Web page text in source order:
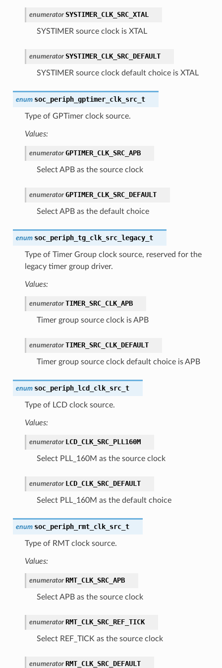
enumerator SYSTIMER_CLK_SRC_XTAL
SYSTIMER source clock is XTAL
enumerator SYSTIMER_CLK_SRC_DEFAULT
SYSTIMER source clock default choice is XTAL
enum soc_periph_gptimer_clk_src_t
Type of GPTimer clock source.
Values:
enumerator GPTIMER_CLK_SRC_APB
Select APB as the source clock
enumerator GPTIMER_CLK_SRC_DEFAULT
Select APB as the default choice
enum soc_periph_tg_clk_src_legacy_t
Type of Timer Group clock source, reserved for the
legacy timer group driver.
Values:
enumerator TIMER_SRC_CLK_APB
Timer group source clock is APB
enumerator TIMER_SRC_CLK_DEFAULT
Timer group source clock default choice is APB
enum soc_periph_lcd_clk_src_t
Type of LCD clock source.
Values:
enumerator LCD_CLK_SRC_PLL160M
Select PLL_160M as the source clock
enumerator LCD_CLK_SRC_DEFAULT
Select PLL_160M as the default choice
enum soc_periph_rmt_clk_src_t
Type of RMT clock source.
Values:
enumerator RMT_CLK_SRC_APB
Select APB as the source clock
enumerator RMT_CLK_SRC_REF_TICK
Select REF_TICK as the source clock
enumerator RMT_CLK_SRC_DEFAULT